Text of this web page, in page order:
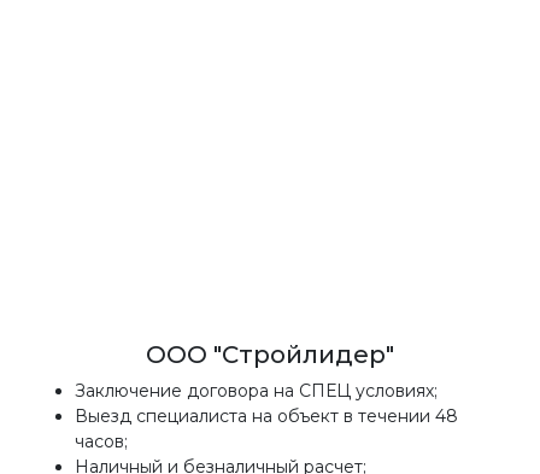
ООО "Стройлидер"
Заключение договора на СПЕЦ условиях;
Выезд специалиста на объект в течении 48
часов;
Наличный и безналичный расчет;